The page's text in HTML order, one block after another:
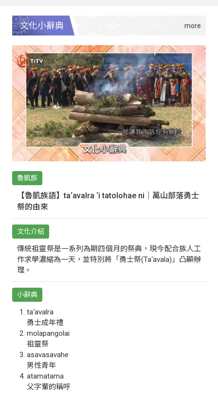
文化小辭典
魯凱族
【魯凱族語】ta‘avalra ‘i tatolohae ni｜萬山部落勇士
祭的由來
文化介紹
傳統祖靈祭是一系列為期四個月的祭典，現今配合族人工
作求學濃縮為一天，並特別將「勇士祭(Ta‘avala)」凸顯辦
理。
小辭典
ta‘avalra
勇士成年禮
molapangolai
祖靈祭
asavasavahe
男性青年
atamatama
父字輩的稱呼